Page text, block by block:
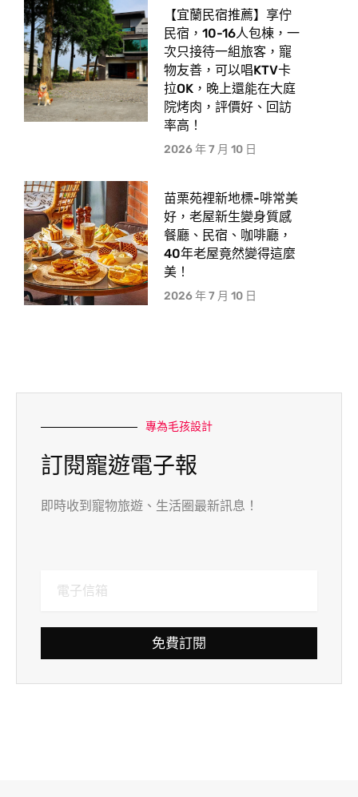
【宜蘭民宿推薦】享佇
民宿，10-16人包棟，一
次只接待一組旅客，寵
物友善，可以唱KTV卡
拉OK，晚上還能在大庭
院烤肉，評價好、回訪
率高！
2026 年 7 月 10 日
苗栗苑裡新地標-啡常美
好，老屋新生變身質感
餐廳、民宿、咖啡廳，
40年老屋竟然變得這麼
美！
2026 年 7 月 10 日
專為毛孩設計
訂閱寵遊電子報
即時收到寵物旅遊、生活圈最新訊息！
免費訂閱